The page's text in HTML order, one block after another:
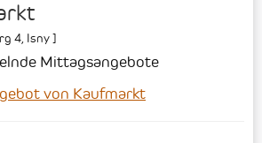
4, Isny]
Mittagsangebote
von Kaufmarkt